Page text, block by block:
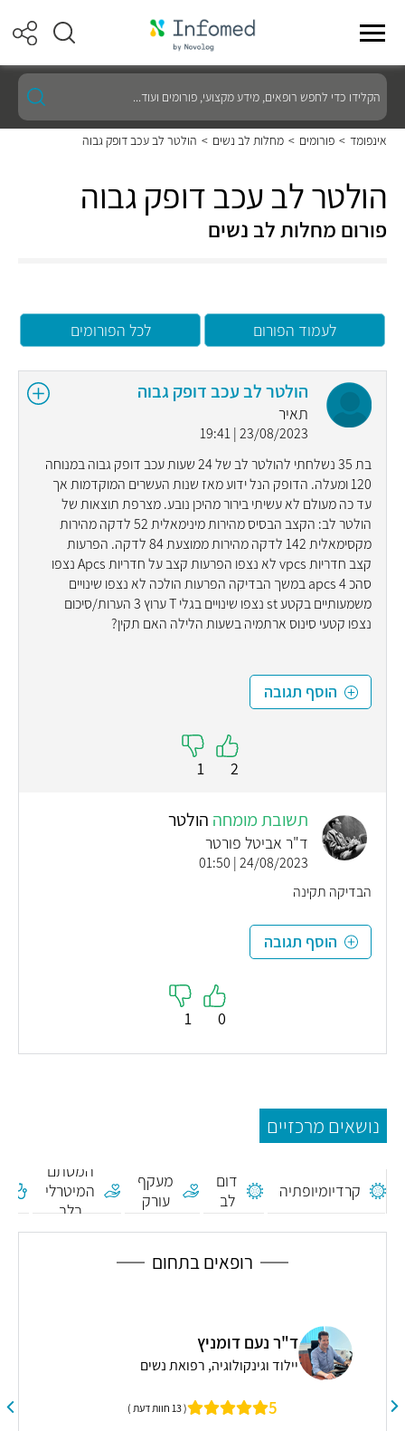
הקלידו
כדי
לחפש
רופאים,
מידע
פורומים
ועוד...
אינפומד > פורומים > מחלות לב נשים > הולטר לב עכב דופק גבוה
הולטר לב עכב דופק גבוה
פורום מחלות לב נשים
לעמוד הפורום לכל הפורומים
הולטר לב עכב דופק גבוה
תאיר
23/08/2023 | 19:41
בת 35 נשלחתי להולטר לב של 24 שעות עכב דופק גבוה במנוחה
120 ומעלה. הדופק הנל ידוע מאז שנות העשרים המוקדמות אך
עד כה מעולם לא עשיתי בירור מהיכן נובע. מצרפת תוצאות של
הולטר לב: הקצב הבסיס מהירות מינימאלית 52 לדקה מהירות
מקסימאלית 142 לדקה מהירות ממוצעת 84 לדקה. הפרעות
קצב חדריות vpcs לא נצפו הפרעות קצב על חדריות Apcs נצפו
סהכ 4 apcs במשך הבדיקה הפרעות הולכה לא נצפו שינויים
משמעותיים בקטע st נצפו שינויים בגלי T ערוץ 3 הערות/סיכום
נצפו קטעי סינוס ארתמיה בשעות הלילה האם תקין?
הוסף תגובה
2
1
תשובת מומחה הולטר
ד"ר אביטל פורטר
24/08/2023 | 01:50
הבדיקה תקינה
הוסף תגובה
0
1
נושאים מרכזיים
קרדיומיופתיה
דום
לב
מעקף
עורק
כלילי
המסתם
המיטרלי
בלב
בצנתור
רופאים בתחום
ד"ר נעם דומניץ
יילוד וגינקולוגיה, רפואת נשים
5 ( 13 חוות דעת )